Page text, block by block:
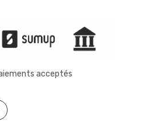
acceptés